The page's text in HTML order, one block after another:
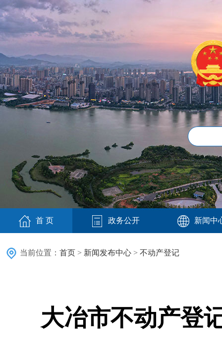
首 页 政务公开 新闻中
当前位置： 首页 > 新闻发布中心 > 不动产登记
大冶市不动产登